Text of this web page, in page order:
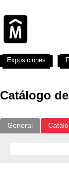
Catálogo
General
Exposiciones